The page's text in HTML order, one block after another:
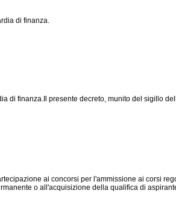
di finanza.
finanza.Il presente decreto, munito del sigillo
ai concorsi per l'ammissione ai corsi
o all'acquisizione della qualifica di